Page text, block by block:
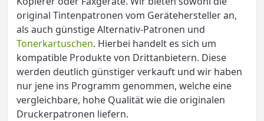
original Tintenpatronen vom Gerätehersteller an,
als auch günstige Alternativ-Patronen und
Tonerkartuschen. Hierbei handelt es sich um
kompatible Produkte von Drittanbietern. Diese
werden deutlich günstiger verkauft und wir haben
nur jene ins Programm genommen, welche eine
vergleichbare, hohe Qualität wie die originalen
Druckerpatronen liefern.